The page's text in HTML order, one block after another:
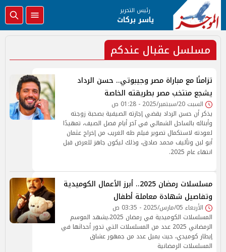
رئيس التحرير
ياسر بركات
مسلسل عقبال عندكم
تزامنًا مع مباراة مصر وجيبوتي.. حسن الرداد
يشجع منتخب مصر بطريقته الخاصة
السبت 20/سبتمبر/2025 - 01:28 ص
يذكر أن حسن الرداد يقضي إجازته الصيفية بصحبة زوجته
وأبنائه بالساحل الشمالي في آخر أيام فصل الصيف، تمهيدًا
لعودته لاستكمال تصوير فيلم طه الغريب من إخراج عثمان
أبو لبن وتأليف محمد صادق، وذلك ليكون جاهز للعرض قبل
انتهاء عام 2025.
مسلسلات رمضان 2025.. أبرز الأعمال الكوميدية
وتفاصيل شهادة معاملة أطفال
الأربعاء 05/مارس/2025 - 03:35 ص
المسلسلات الكوميدية في رمضان 2025،يشهد الموسم
الرمضاني 2025 عدد من المسلسلات التي تدور أحداثها في
إيطار كوميدي، حيث يميل عدد من جمهور عشاق
المسلسلات الرمضانية